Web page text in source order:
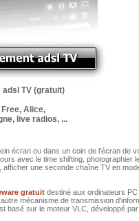
TV (gratuit)
Alice,
live radios, ...
écran ou dans un coin de l'écran de
avec le time shifting, photographier
une seconde chaîne TV en
gratuit destiné aux ordinateurs
mécanisme de transmission
basé sur le moteur VLC, développé par